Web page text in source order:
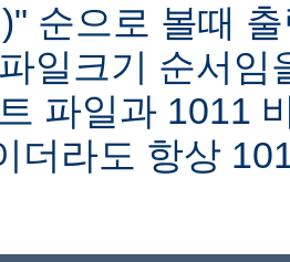
순으로 볼때
일크기 순서임
파일과 1011
더라도 항상